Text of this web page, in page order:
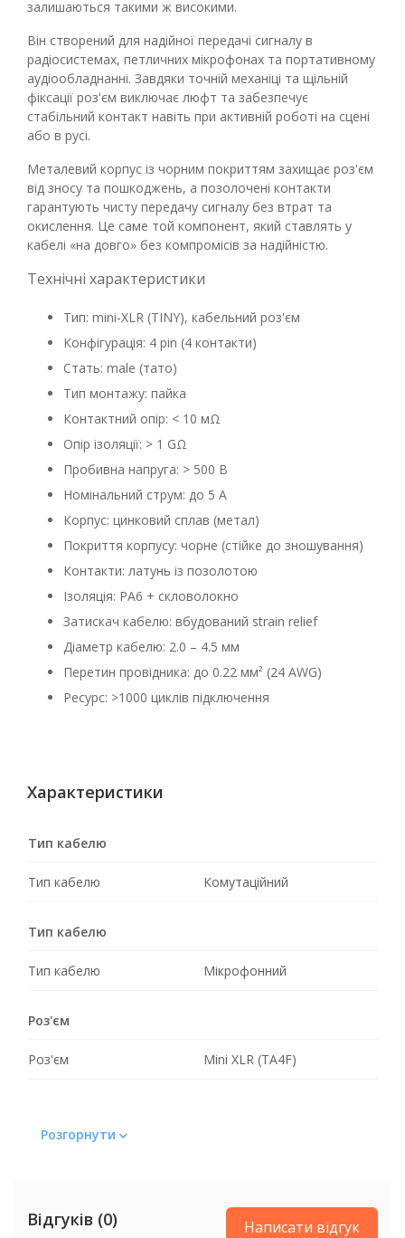
залишаються такими ж високими.
Він створений для надійної передачі сигналу в
радіосистемах, петличних мікрофонах та портативному
аудіообладнанні. Завдяки точній механіці та щільній
фіксації роз'єм виключає люфт та забезпечує
стабільний контакт навіть при активній роботі на сцені
або в русі.
Металевий корпус із чорним покриттям захищає роз'єм
від зносу та пошкоджень, а позолочені контакти
гарантують чисту передачу сигналу без втрат та
окислення. Це саме той компонент, який ставлять у
кабелі «на довго» без компромісів за надійністю.
Технічні характеристики
Тип: mini-XLR (TINY), кабельний роз'єм
Конфігурація: 4 pin (4 контакти)
Стать: male (тато)
Тип монтажу: пайка
Контактний опір: < 10 мΩ
Опір ізоляції: > 1 GΩ
Пробивна напруга: > 500 В
Номінальний струм: до 5 А
Корпус: цинковий сплав (метал)
Покриття корпусу: чорне (стійке до зношування)
Контакти: латунь із позолотою
Ізоляція: PA6 + скловолокно
Затискач кабелю: вбудований strain relief
Діаметр кабелю: 2.0 – 4.5 мм
Перетин провідника: до 0.22 мм² (24 AWG)
Ресурс: >1000 циклів підключення
Характеристики
Тип кабелю
Тип кабелю Комутаційний
Тип кабелю
Тип кабелю Мікрофонний
Роз'єм
Роз'єм Mini XLR (TA4F)
Розгорнути
Відгуків (0) Написати відгук